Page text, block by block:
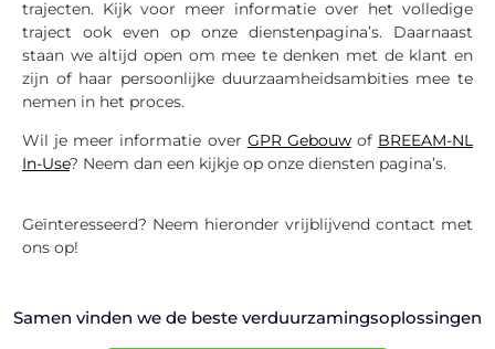
trajecten. Kijk voor meer informatie over het volledige
traject ook even op onze dienstenpagina’s. Daarnaast
staan we altijd open om mee te denken met de klant en
zijn of haar persoonlijke duurzaamheidsambities mee te
nemen in het proces.
Wil je meer informatie over GPR Gebouwof BREEAM-NL
In-Use? Neem dan een kijkje op onze diensten pagina’s.
Geïnteresseerd? Neem hieronder vrijblijvend contact met
ons op!
Samen vinden we de beste verduurzamingsoplossingen